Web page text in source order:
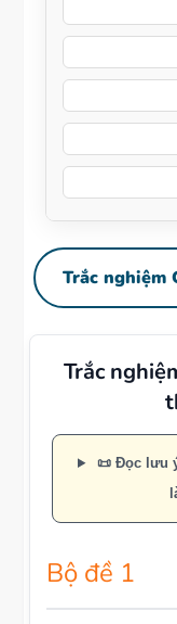
Trắc nghiệm
Trắc
📜 Đọc lưu
Bộ đề 1